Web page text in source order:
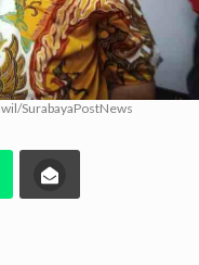
SurabayaPostNews